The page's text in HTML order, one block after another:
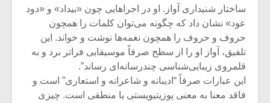
ساختار شنیداری آواز. او در اجراهایی چون «بیداد» و «دود
عود» نشان داد که چگونه می‌توان کلمات را همچون
حروف و حروف را همچون نغمه‌ها نوشت و خواند. این
تلفیق، آواز او را از سطح صرفاً موسیقایی فراتر برد و به
قلمروی زیبایی‌شناسی چندرسانه‌ای رساند”.
این عبارات صرفاً “ادیبانه و شاعرانه و استعاری” است و
فاقد معنا به معنی پوزیتیویستی یا منطقی است. چیزی